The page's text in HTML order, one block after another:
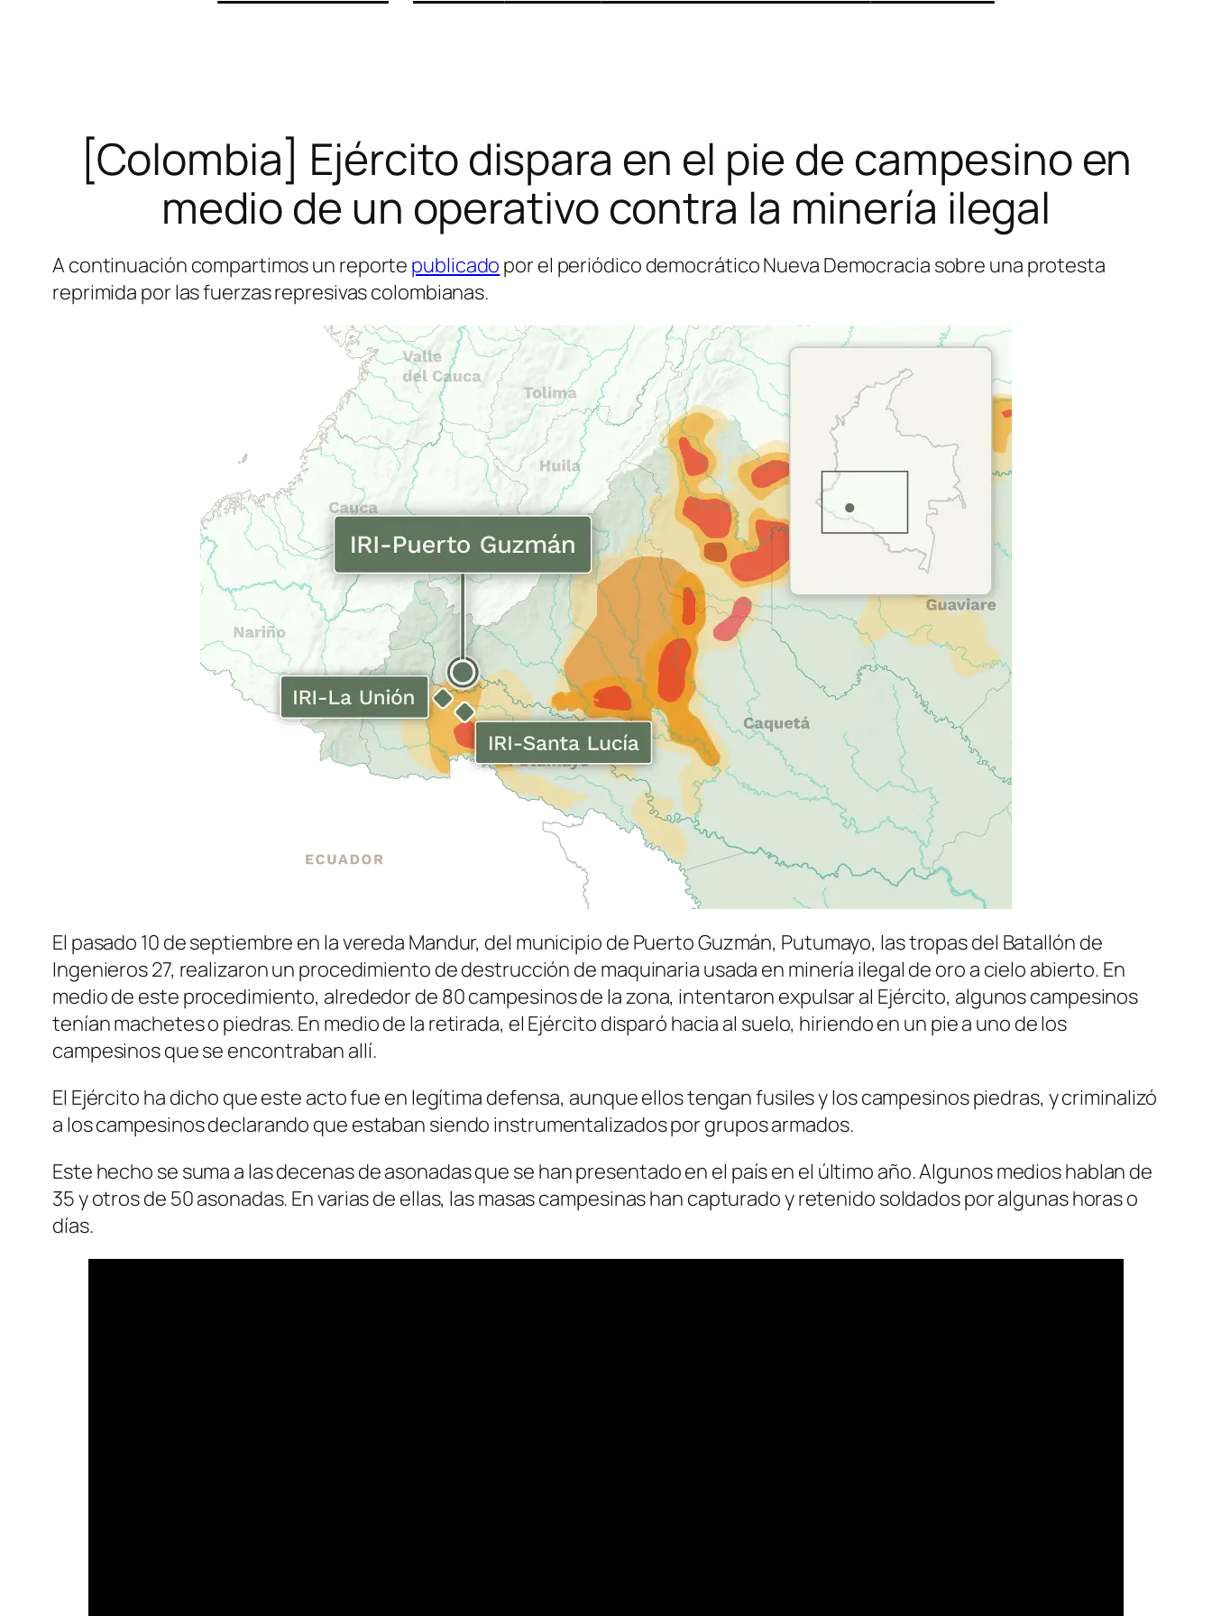
[Colombia] Ejército dispara en el pie de campesino en
medio de un operativo contra la minería ilegal
A continuación compartimos un reporte publicado por el periódico democrático Nueva Democracia sobre una protesta
reprimida por las fuerzas represivas colombianas.
El pasado 10 de septiembre en la vereda Mandur, del municipio de Puerto Guzmán, Putumayo, las tropas del Batallón de
Ingenieros 27, realizaron un procedimiento de destrucción de maquinaria usada en minería ilegal de oro a cielo abierto. En
medio de este procedimiento, alrededor de 80 campesinos de la zona, intentaron expulsar al Ejército, algunos campesinos
tenían machetes o piedras. En medio de la retirada, el Ejército disparó hacia al suelo, hiriendo en un pie a uno de los
campesinos que se encontraban allí.
El Ejército ha dicho que este acto fue en legítima defensa, aunque ellos tengan fusiles y los campesinos piedras, y criminalizó
a los campesinos declarando que estaban siendo instrumentalizados por grupos armados.
Este hecho se suma a las decenas de asonadas que se han presentado en el país en el último año. Algunos medios hablan de
35 y otros de 50 asonadas. En varias de ellas, las masas campesinas han capturado y retenido soldados por algunas horas o
días.